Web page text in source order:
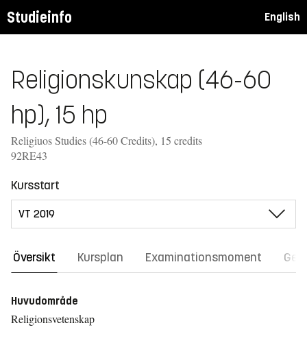
Studieinfo English
Religionskunskap (46-60
hp), 15 hp
Religiuos Studies (46-60 Credits), 15 credits
92RE43
Kursstart
Översikt Kursplan Examinationsmoment
Huvudområde
Religionsvetenskap